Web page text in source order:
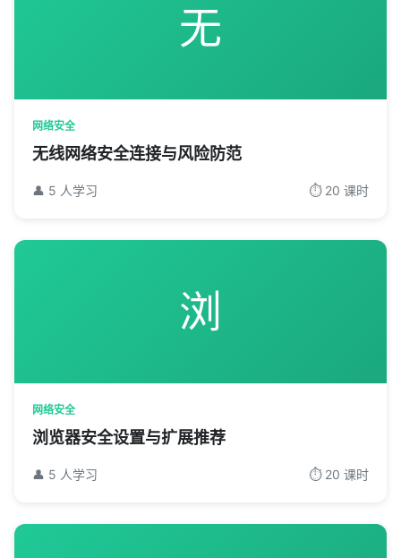
无
网络安全
无线网络安全连接与风险防范
👤 5 人学习 ⏱️ 20 课时
浏
网络安全
浏览器安全设置与扩展推荐
👤 5 人学习 ⏱️ 20 课时